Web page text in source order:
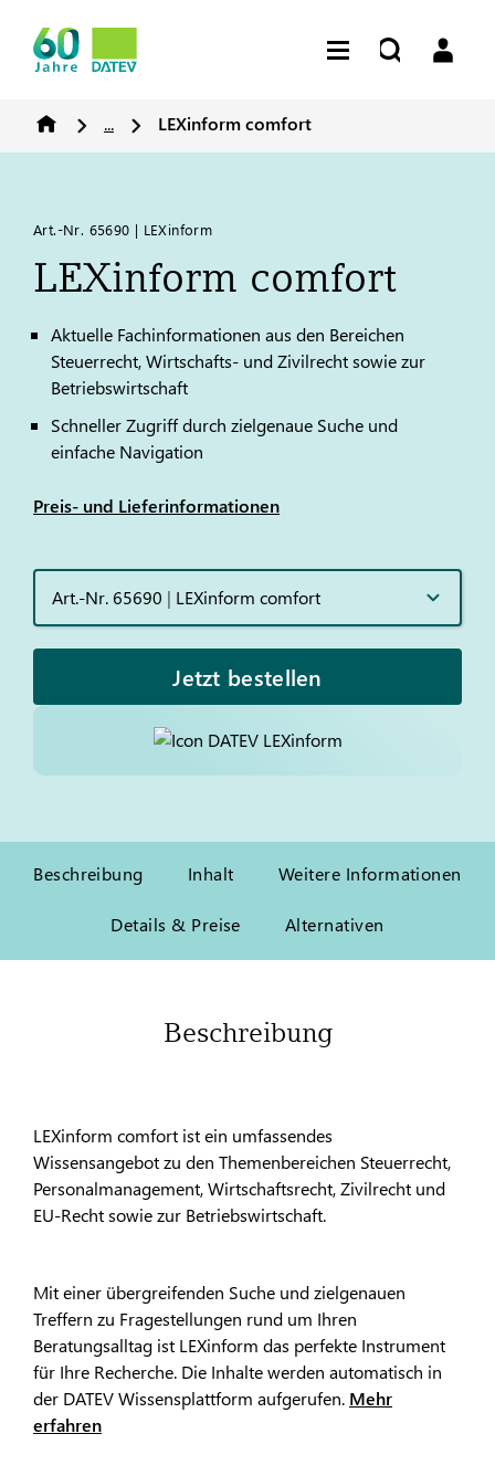
... LEXinform comfort
Art.-Nr. 65690 | LEXinform
LEXinform comfort
Aktuelle Fachinformationen aus den Bereichen
Steuerrecht, Wirtschafts- und Zivilrecht sowie zur
Betriebswirtschaft
Schneller Zugriff durch zielgenaue Suche und
einfache Navigation
Preis- und Lieferinformationen
Art.-Nr. 65690 | LEXinform comfort
Jetzt bestellen
Beschreibung Inhalt Weitere Informationen
Details & Preise Alternativen
Beschreibung
LEXinform comfort ist ein umfassendes
Wissensangebot zu den Themenbereichen Steuerrecht,
Personalmanagement, Wirtschaftsrecht, Zivilrecht und
EU-Recht sowie zur Betriebswirtschaft.
Mit einer übergreifenden Suche und zielgenauen
Treffern zu Fragestellungen rund um Ihren
Beratungsalltag ist LEXinform das perfekte Instrument
für Ihre Recherche. Die Inhalte werden automatisch in
der DATEV Wissensplattform aufgerufen. Mehr
erfahren